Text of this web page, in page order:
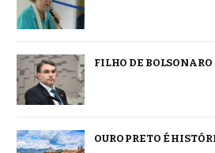
FILHO DE
OURO PRETO É